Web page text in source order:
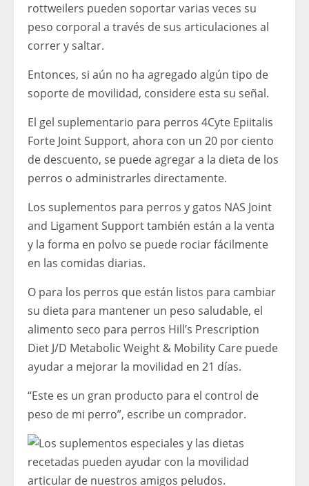
rottweilers pueden soportar varias veces su
peso corporal a través de sus articulaciones al
correr y saltar.
Entonces, si aún no ha agregado algún tipo de
soporte de movilidad, considere esta su señal.
El gel suplementario para perros 4Cyte Epiitalis
Forte Joint Support, ahora con un 20 por ciento
de descuento, se puede agregar a la dieta de los
perros o administrarles directamente.
Los suplementos para perros y gatos NAS Joint
and Ligament Support también están a la venta
y la forma en polvo se puede rociar fácilmente
en las comidas diarias.
O para los perros que están listos para cambiar
su dieta para mantener un peso saludable, el
alimento seco para perros Hill’s Prescription
Diet J/D Metabolic Weight & Mobility Care puede
ayudar a mejorar la movilidad en 21 días.
“Este es un gran producto para el control de
peso de mi perro”, escribe un comprador.